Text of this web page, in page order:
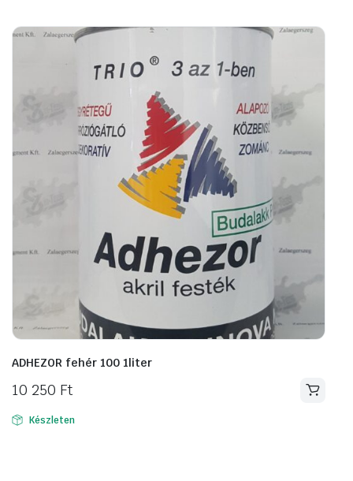
890 Ft.
590 Ft.
ADHEZOR fehér 100 1liter
10 250 Ft
Készleten